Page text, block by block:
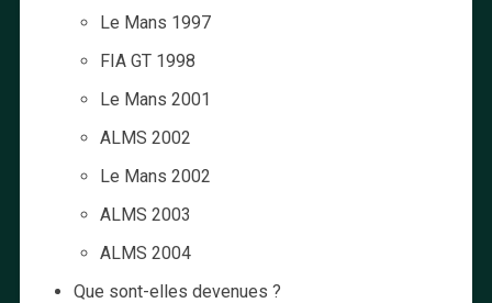
Le Mans 1997
FIA GT 1998
Le Mans 2001
ALMS 2002
Le Mans 2002
ALMS 2003
ALMS 2004
Que sont-elles devenues ?